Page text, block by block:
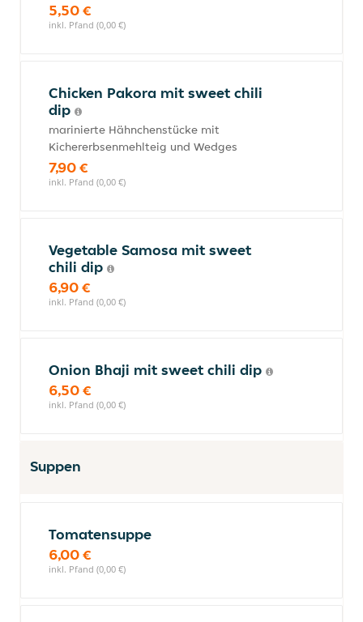
5,50 €
inkl. Pfand (0,00 €)
Chicken Pakora mit sweet chili
dip
marinierte Hähnchenstücke mit
Kichererbsenmehlteig und Wedges
7,90 €
inkl. Pfand (0,00 €)
Vegetable Samosa mit sweet
chili dip
6,90 €
inkl. Pfand (0,00 €)
Onion Bhaji mit sweet chili dip
6,50 €
inkl. Pfand (0,00 €)
Suppen
Tomatensuppe
6,00 €
inkl. Pfand (0,00 €)